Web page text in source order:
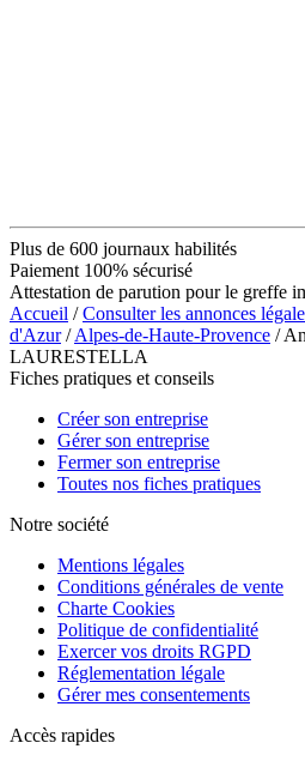
Plus de 600 journaux habilités
Paiement 100% sécurisé
Attestation de parution pour le greffe
Accueil /Consulter les annonces
d'Azur/Alpes-de-Haute-Provence /
LAURESTELLA
Fiches pratiques et conseils
Créer son entreprise
Gérer son entreprise
Fermer son entreprise
Toutes nos fiches pratiques
Notre société
Mentions légales
Conditions générales de vente
Charte Cookies
Politique de confidentialité
Exercer vos droits RGPD
Réglementation légale
Gérer mes consentements
Accès rapides